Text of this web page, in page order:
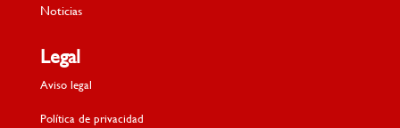
Noticias
Legal
Aviso legal
Política de privacidad